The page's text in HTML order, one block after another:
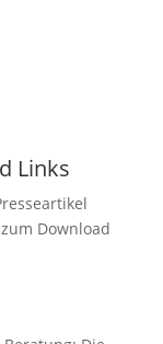
Links
Download